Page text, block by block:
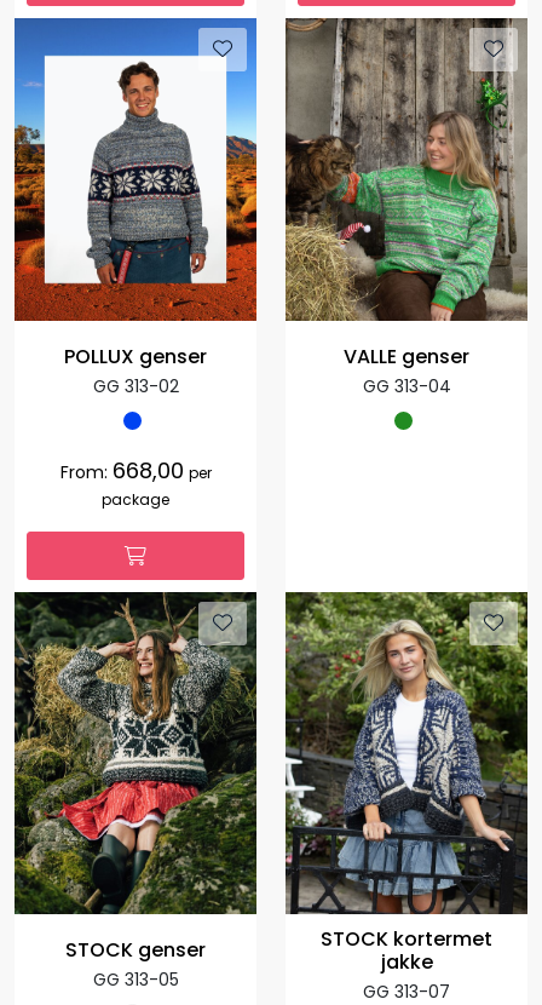
POLLUX genser
GG 313-02
From: 668,00 per
package
VALLE genser
GG 313-04
STOCK genser
GG 313-05
STOCK kortermet
jakke
GG 313-07